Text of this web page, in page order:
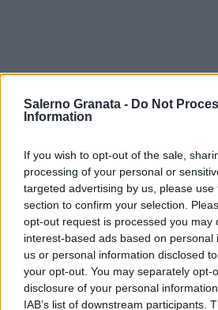
Salerno Granata - Do Not
Information
If you wish to opt-out of the sale,
processing of your personal or
targeted advertising by us, please
section to confirm your selection.
opt-out request is processed you may
interest-based ads based on personal
us or personal information disclosed
your opt-out. You may separately opt-
disclosure of your personal
IAB’s list of downstream participants.